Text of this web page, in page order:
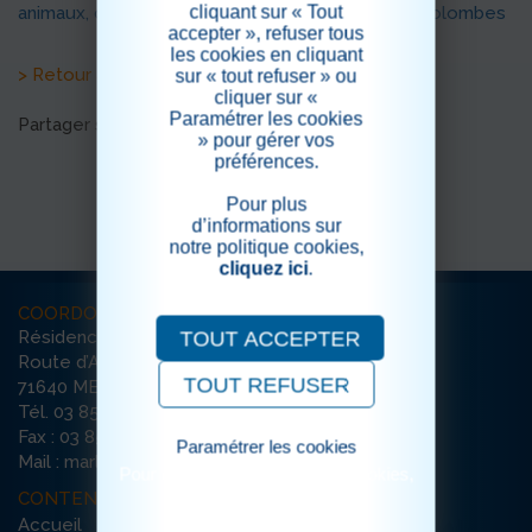
animaux, c’étaient des chiens, des chats et des colombes
> Retour aux actualités
Partager sur les réseaux sociaux
COORDONNÉES
Résidence Notre-Dame-de-Marloux
Route d’Autun
71640 MELLECEY
Tél. 03 85 98 94 74
Fax : 03 85 45 10 60
Mail : marloux-mellecey@ehpad-sedna.fr
CONTENU DU SITE
Accueil
cliquant sur « Tout
accepter », refuser tous
les cookies en cliquant
sur « tout refuser » ou
cliquer sur «
Paramétrer les cookies
» pour gérer vos
préférences.
Pour plus
d’informations sur
notre politique cookies,
cliquez ici.
TOUT ACCEPTER
TOUT REFUSER
Paramétrer les cookies